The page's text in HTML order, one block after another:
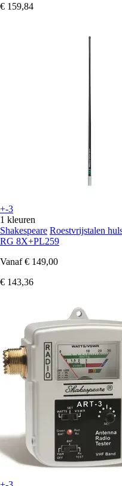
€ 159,84
+-3
1 kleuren
Shakespeare Roestvrijstalen
RG 8X+PL259
Vanaf € 149,00
€ 143,36